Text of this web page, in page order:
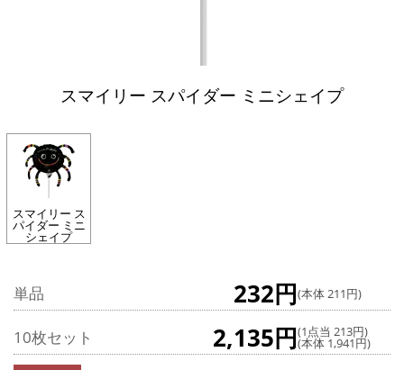
スマイリー スパイダー ミニシェイプ
スマイリー ス
パイダー ミニ
シェイプ
単品 232円(本体 211円)
10枚セット 2,135円(1点当 213円)
(本体 1,941円)